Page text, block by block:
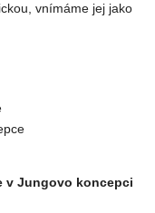
vnímáme jej jako
v Jungovo koncepci